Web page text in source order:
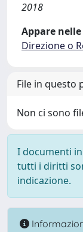
2018
Appare
Direzione o
File in questo
Non ci sono
I documenti
tutti i diritti
indicazione.